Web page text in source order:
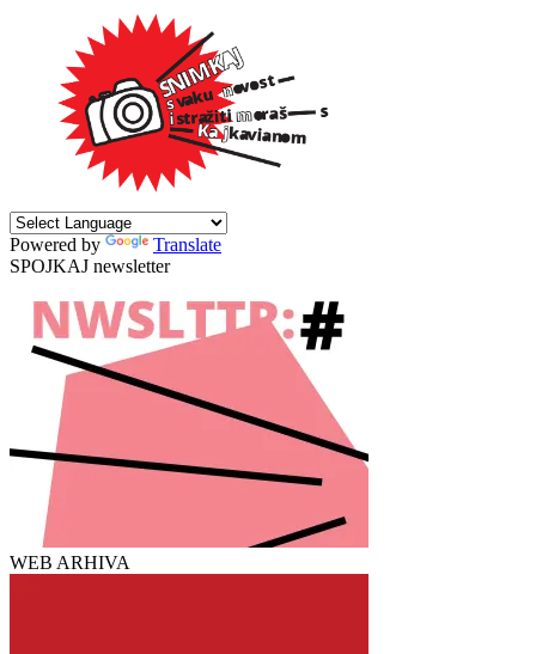
Powered by
Translate
SPOJKAJ newsletter
WEB ARHIVA